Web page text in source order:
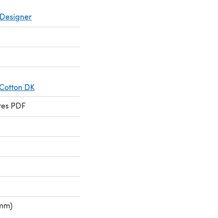
DK
PDF